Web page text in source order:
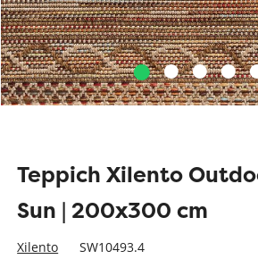
Teppich Xilento
Sun | 200x300 cm
Xilento SW10493.4